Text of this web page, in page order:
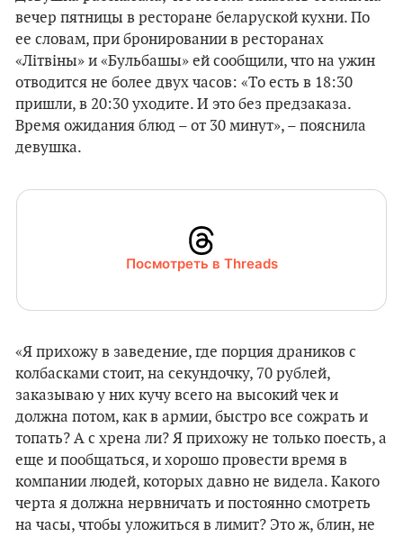
вечер пятницы в ресторане беларуской кухни. По
ее словам, при бронировании в ресторанах
«Літвіны» и «Бульбашы» ей сообщили, что на ужин
отводится не более двух часов: «То есть в 18:30
пришли, в 20:30 уходите. И это без предзаказа.
Время ожидания блюд – от 30 минут», – пояснила
девушка.
Посмотреть в Threads
«Я прихожу в заведение, где порция драников с
колбасками стоит, на секундочку, 70 рублей,
заказываю у них кучу всего на высокий чек и
должна потом, как в армии, быстро все сожрать и
топать? А с хрена ли? Я прихожу не только поесть, а
еще и пообщаться, и хорошо провести время в
компании людей, которых давно не видела. Какого
черта я должна нервничать и постоянно смотреть
на часы, чтобы уложиться в лимит? Это ж, блин, не